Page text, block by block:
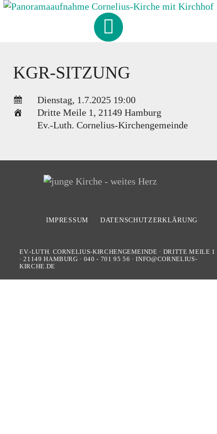
Skip
CORNELIUS
HAMBURG-FISCHBEK
KGR-SITZUNG
Dienstag, 1.7.2025 19:00
Dritte Meile 1, 21149 Hamburg
Ev.-Luth. Cornelius-Kirchengemeinde
IMPRESSUM DATENSCHUTZERKLÄRUNG
EV.-LUTH. CORNELIUS-KIRCHENGEMEINDE · DRITTE MEILE 1
·21149 HAMBURG · 040 - 701 95 56 ·INFO@CORNELIUS-
KIRCHE.DE